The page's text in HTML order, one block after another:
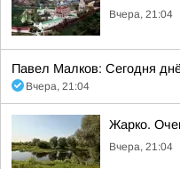
Вчера, 21:04
Павел Малков: Сегодня
Вчера, 21:04
Жарко.
Вчера, 21:04